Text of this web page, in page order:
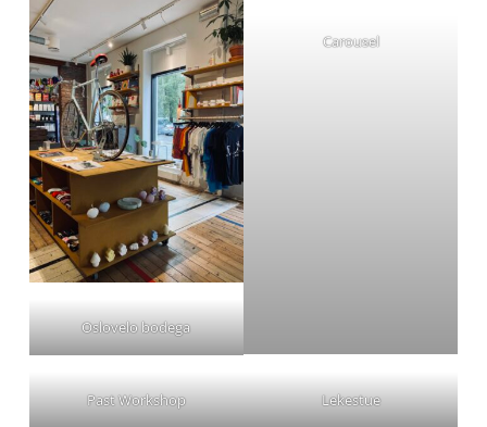
Oslovelo bodega
Carousel
Past Workshop Lekestue